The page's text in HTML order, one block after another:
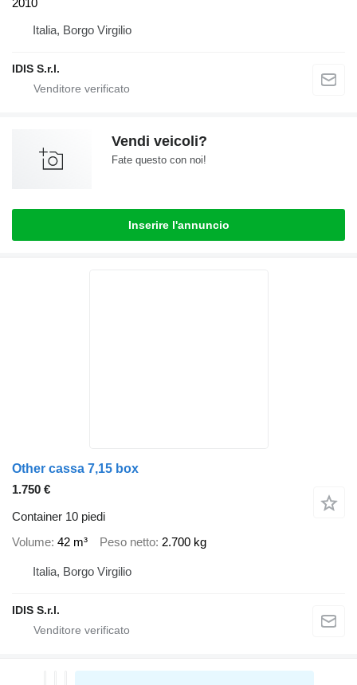
2010
Italia, Borgo Virgilio
IDIS S.r.l.
Vendi veicoli?
Fate questo con noi!
Inserire l'annuncio
Other cassa 7,15 box
1.750 €
Container 10 piedi
Volume 42 m³ Peso netto 2.700 kg
Italia, Borgo Virgilio
IDIS S.r.l.